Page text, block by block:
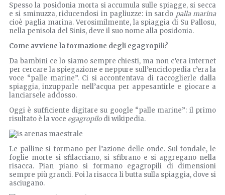
Spesso la posidonia morta si accumula sulle spiagge, si secca
e si sminuzza, riducendosi in pagliuzze: in sardo palla marina
cioè paglia marina. Verosimilmente, la spiaggia di Su Pallosu,
nella penisola del Sinis, deve il suo nome alla posidonia.
Come avviene la formazione degli egagropili?
Da bambini ce lo siamo sempre chiesti, ma non c’era internet
per cercare la spiegazione e neppure sull’enciclopedia c’era la
voce “palle marine”. Ci si accontentava di raccoglierle dalla
spiaggia, inzupparle nell’acqua per appesantirle e giocare a
lanciarsele addosso.
Oggi è sufficiente digitare su google “palle marine”: il primo
risultato è la voce egagropilodi wikipedia.
Le palline si formano per l’azione delle onde. Sul fondale, le
foglie morte si sfilacciano, si sfibrano e si aggregano nella
risacca. Pian piano si formano egagropili di dimensioni
sempre più grandi. Poi la risacca li butta sulla spiaggia, dove si
asciugano.